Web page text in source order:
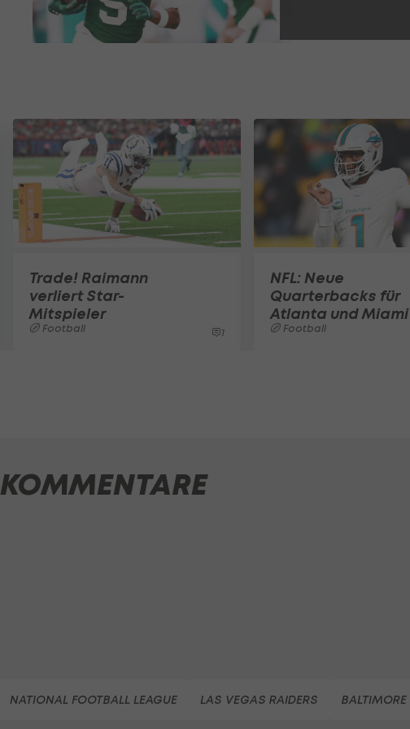
Trade! Raimann
verliert Star-
Mitspieler
Football 1
NFL: Neue
Quarterbacks für
Atlanta und Miami
Football
KOMMENTARE
NATIONAL FOOTBALL LEAGUE LAS VEGAS RAIDERS BALTIMORE